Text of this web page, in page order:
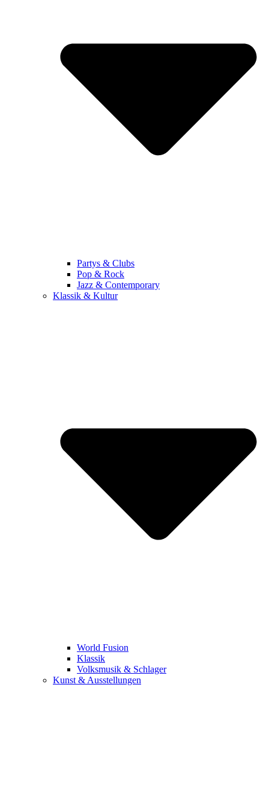
Partys & Clubs
Pop & Rock
Jazz & Contemporary
Klassik & Kultur
World Fusion
Klassik
Volksmusik & Schlager
Kunst & Ausstellungen